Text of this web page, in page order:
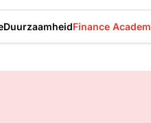
DuurzaamheidFinance